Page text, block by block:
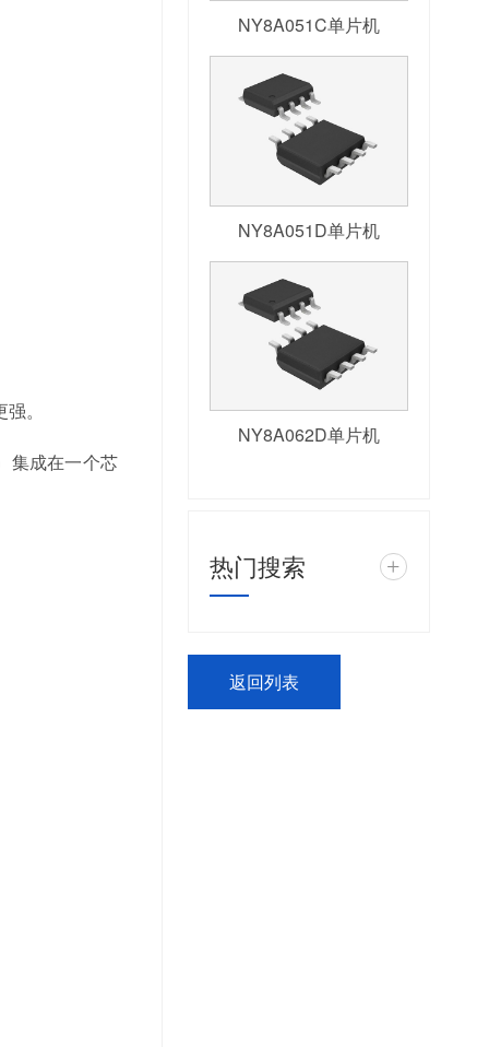
。
集成在一个芯
NY8A051C单片机
NY8A051D单片机
NY8A062D单片机
热门搜索 +
返回列表